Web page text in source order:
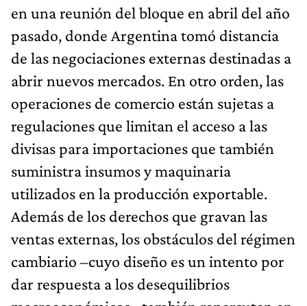
en una reunión del bloque en abril del año
pasado, donde Argentina tomó distancia
de las negociaciones externas destinadas a
abrir nuevos mercados. En otro orden, las
operaciones de comercio están sujetas a
regulaciones que limitan el acceso a las
divisas para importaciones que también
suministra insumos y maquinaria
utilizados en la producción exportable.
Además de los derechos que gravan las
ventas externas, los obstáculos del régimen
cambiario –cuyo diseño es un intento por
dar respuesta a los desequilibrios